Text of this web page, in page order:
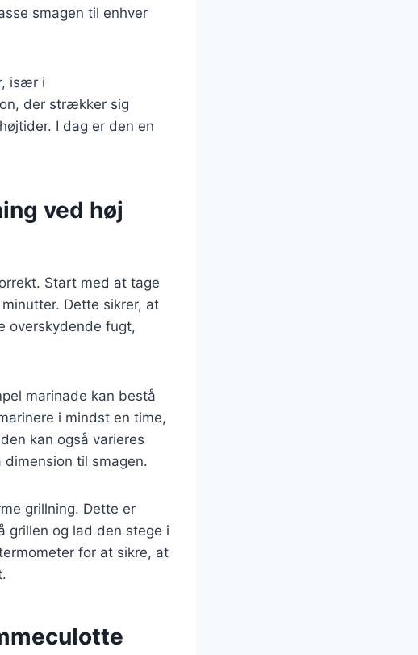
smagen til enhver
især i
der strækker sig
I dag er den en
ved høj
Start med at tage
Dette sikrer, at
overskydende fugt,
marinade kan bestå
i mindst en time,
kan også varieres
til smagen.
grillning. Dette er
grillen og lad den stege i
for at sikre, at